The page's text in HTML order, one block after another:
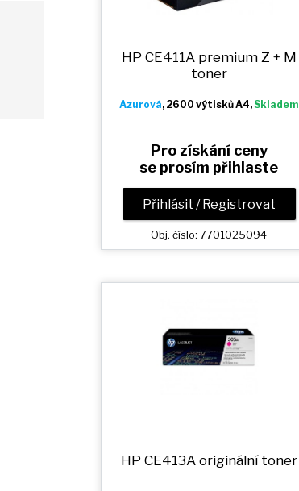
HP CE411A premium Z + M
toner
Azurová, 2600 výtisků A4,Skladem
Pro získání ceny
se prosím přihlaste
Přihlásit / Registrovat
Obj. číslo: 7701025094
HP CE413A originální toner